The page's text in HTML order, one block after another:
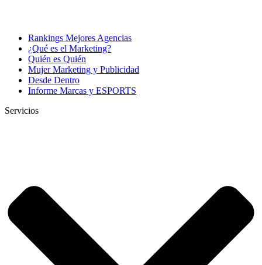
Rankings Mejores Agencias
¿Qué es el Marketing?
Quién es Quién
Mujer Marketing y Publicidad
Desde Dentro
Informe Marcas y ESPORTS
Servicios